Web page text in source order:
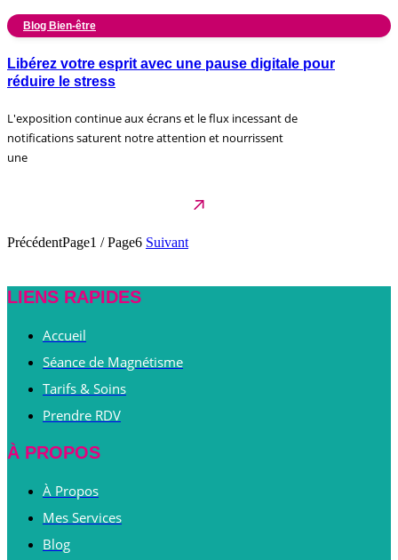
Blog Bien-être
Libérez votre esprit avec une pause digitale pour
réduire le stress
L'exposition continue aux écrans et le flux incessant de
notifications saturent notre attention et nourrissent
une
PrécédentPage1 / Page6 Suivant
LIENS RAPIDES
Accueil
Séance de Magnétisme
Tarifs & Soins
Prendre RDV
À PROPOS
À Propos
Mes Services
Blog